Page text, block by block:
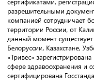
разрешительными
компанией сотрудничает
территории России, от
данный момент существует
Белоруссии, Казахстане,
«Тривес»
сфере здравоохранения и
сертифицирована